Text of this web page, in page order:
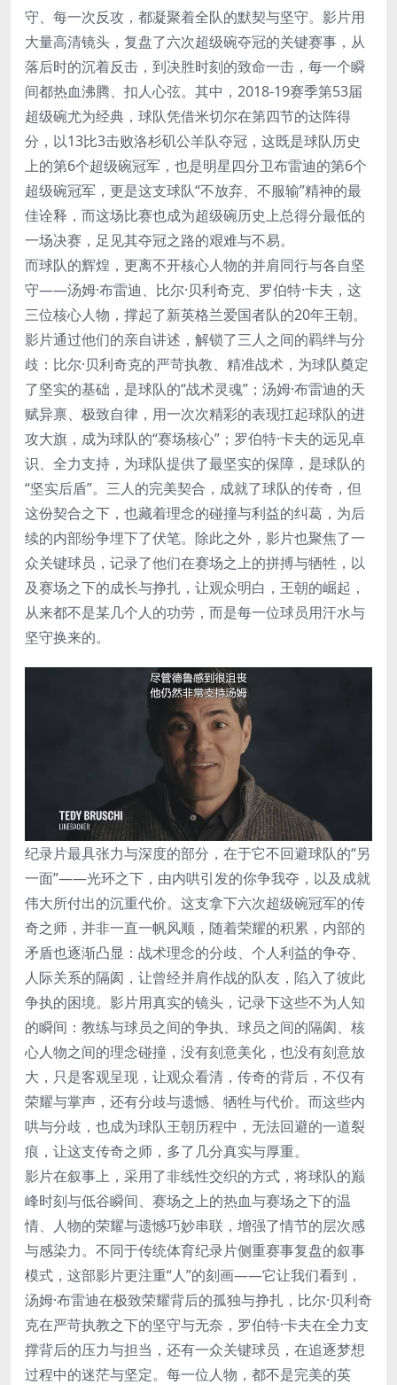
守、每一次反攻，都凝聚着全队的默契与坚守。影片用
大量高清镜头，复盘了六次超级碗夺冠的关键赛事，从
落后时的沉着反击，到决胜时刻的致命一击，每一个瞬
间都热血沸腾、扣人心弦。其中，2018-19赛季第53届
超级碗尤为经典，球队凭借米切尔在第四节的达阵得
分，以13比3击败洛杉矶公羊队夺冠，这既是球队历史
上的第6个超级碗冠军，也是明星四分卫布雷迪的第6个
超级碗冠军，更是这支球队“不放弃、不服输”精神的最
佳诠释，而这场比赛也成为超级碗历史上总得分最低的
一场决赛，足见其夺冠之路的艰难与不易。
而球队的辉煌，更离不开核心人物的并肩同行与各自坚
守——汤姆·布雷迪、比尔·贝利奇克、罗伯特·卡夫，这
三位核心人物，撑起了新英格兰爱国者队的20年王朝。
影片通过他们的亲自讲述，解锁了三人之间的羁绊与分
歧：比尔·贝利奇克的严苛执教、精准战术，为球队奠定
了坚实的基础，是球队的“战术灵魂”；汤姆·布雷迪的天
赋异禀、极致自律，用一次次精彩的表现扛起球队的进
攻大旗，成为球队的“赛场核心”；罗伯特·卡夫的远见卓
识、全力支持，为球队提供了最坚实的保障，是球队的
“坚实后盾”。三人的完美契合，成就了球队的传奇，但
这份契合之下，也藏着理念的碰撞与利益的纠葛，为后
续的内部纷争埋下了伏笔。除此之外，影片也聚焦了一
众关键球员，记录了他们在赛场之上的拼搏与牺牲，以
及赛场之下的成长与挣扎，让观众明白，王朝的崛起，
从来都不是某几个人的功劳，而是每一位球员用汗水与
坚守换来的。
纪录片最具张力与深度的部分，在于它不回避球队的“另
一面”——光环之下，由内哄引发的你争我夺，以及成就
伟大所付出的沉重代价。这支拿下六次超级碗冠军的传
奇之师，并非一直一帆风顺，随着荣耀的积累，内部的
矛盾也逐渐凸显：战术理念的分歧、个人利益的争夺、
人际关系的隔阂，让曾经并肩作战的队友，陷入了彼此
争执的困境。影片用真实的镜头，记录下这些不为人知
的瞬间：教练与球员之间的争执、球员之间的隔阂、核
心人物之间的理念碰撞，没有刻意美化，也没有刻意放
大，只是客观呈现，让观众看清，传奇的背后，不仅有
荣耀与掌声，还有分歧与遗憾、牺牲与代价。而这些内
哄与分歧，也成为球队王朝历程中，无法回避的一道裂
痕，让这支传奇之师，多了几分真实与厚重。
影片在叙事上，采用了非线性交织的方式，将球队的巅
峰时刻与低谷瞬间、赛场之上的热血与赛场之下的温
情、人物的荣耀与遗憾巧妙串联，增强了情节的层次感
与感染力。不同于传统体育纪录片侧重赛事复盘的叙事
模式，这部影片更注重“人”的刻画——它让我们看到，
汤姆·布雷迪在极致荣耀背后的孤独与挣扎，比尔·贝利奇
克在严苛执教之下的坚守与无奈，罗伯特·卡夫在全力支
撑背后的压力与担当，还有一众关键球员，在追逐梦想
过程中的迷茫与坚定。每一位人物，都不是完美的英